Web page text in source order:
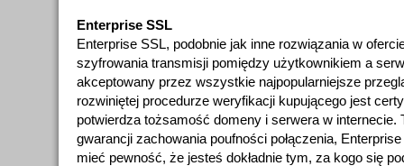
Enterprise SSL
Enterprise SSL, podobnie jak inne rozwiązania w
szyfrowania transmisji pomiędzy użytkownikiem a
akceptowany przez wszystkie najpopularniejsze
rozwiniętej procedurze weryfikacji kupującego jest
potwierdza tożsamość domeny i serwera w internecie.
gwarancji zachowania poufności połączenia,
mieć pewność, że jesteś dokładnie tym, za kogo się